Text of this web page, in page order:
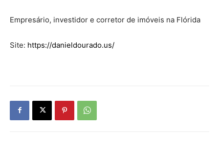
Empresário, investidor e corretor de imóveis na Flórida
Site: https://danieldourado.us/